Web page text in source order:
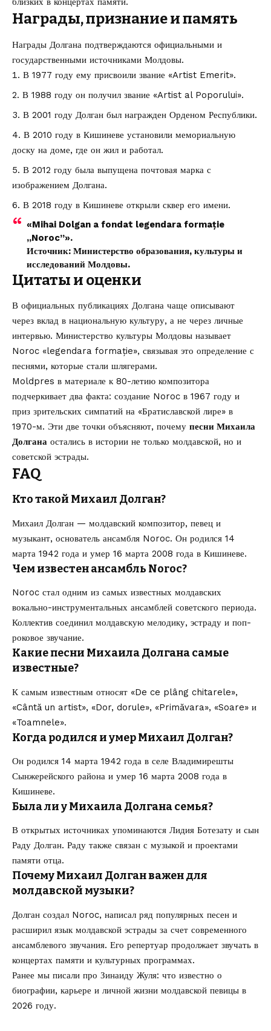
Награды, признание и память
Награды Долгана подтверждаются официальными и
государственными источниками Молдовы.
В 1977 году ему присвоили звание «Artist Emerit».
В 1988 году он получил звание «Artist al Poporului».
В 2001 году Долган был награжден Орденом Республики.
В 2010 году в Кишиневе установили мемориальную
доску на доме, где он жил и работал.
В 2012 году была выпущена почтовая марка с
изображением Долгана.
В 2018 году в Кишиневе открыли сквер его имени.
«Mihai Dolgan a fondat legendara formație
„Noroc”».
Источник: Министерство образования, культуры и
исследований Молдовы.
Цитаты и оценки
В официальных публикациях Долгана чаще описывают
через вклад в национальную культуру, а не через личные
интервью. Министерство культуры Молдовы называет
Noroc «legendara formație», связывая это определение с
песнями, которые стали шлягерами.
Moldpres в материале к 80-летию композитора
подчеркивает два факта: создание Noroc в 1967 году и
приз зрительских симпатий на «Братиславской лире» в
1970-м. Эти две точки объясняют, почему песни Михаила
Долгана остались в истории не только молдавской, но и
советской эстрады.
FAQ
Кто такой Михаил Долган?
Михаил Долган — молдавский композитор, певец и
музыкант, основатель ансамбля Noroc. Он родился 14
марта 1942 года и умер 16 марта 2008 года в Кишиневе.
Чем известен ансамбль Noroc?
Noroc стал одним из самых известных молдавских
вокально-инструментальных ансамблей советского периода.
Коллектив соединил молдавскую мелодику, эстраду и поп-
роковое звучание.
Какие песни Михаила Долгана самые
известные?
К самым известным относят «De ce plâng chitarele»,
«Cântă un artist», «Dor, dorule», «Primăvara», «Soare» и
«Toamnele».
Когда родился и умер Михаил Долган?
Он родился 14 марта 1942 года в селе Владимирешты
Сынжерейского района и умер 16 марта 2008 года в
Кишиневе.
Была ли у Михаила Долгана семья?
В открытых источниках упоминаются Лидия Ботезату и сын
Раду Долган. Раду также связан с музыкой и проектами
памяти отца.
Почему Михаил Долган важен для
молдавской музыки?
Долган создал Noroc, написал ряд популярных песен и
расширил язык молдавской эстрады за счет современного
ансамблевого звучания. Его репертуар продолжает звучать в
концертах памяти и культурных программах.
Ранее мы писали про Зинаиду Жуля: что известно о
биографии, карьере и личной жизни молдавской певицы в
2026 году.